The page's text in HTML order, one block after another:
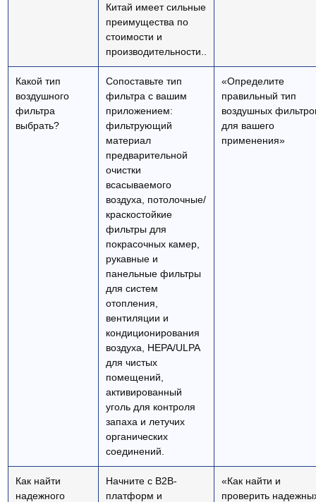
Китай имеет сильные
преимущества по
стоимости и
производительности..
Какой тип
воздушного
фильтра
выбрать?
Сопоставьте тип
фильтра с вашим
приложением:
фильтрующий
материал
предварительной
очистки
всасываемого
воздуха, потолочные/
краскостойкие
фильтры для
покрасочных камер,
рукавные и
панельные фильтры
для систем
отопления,
вентиляции и
кондиционирования
воздуха, HEPA/ULPA
для чистых
помещений,
активированный
уголь для контроля
запаха и летучих
органических
соединений.
«Определите
правильный тип
воздушных
для вашего
применения»
Как найти
надежного
Начните с B2B-
платформ и
«Как найти и
проверить